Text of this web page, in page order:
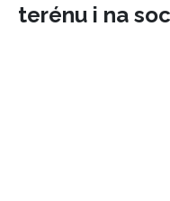
terénu i na